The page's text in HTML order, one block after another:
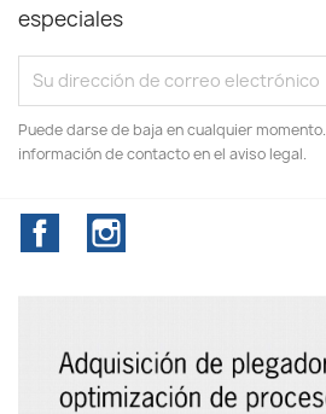
especiales
Puede darse de baja en cualquier
información de contacto en el aviso legal.
Facebook